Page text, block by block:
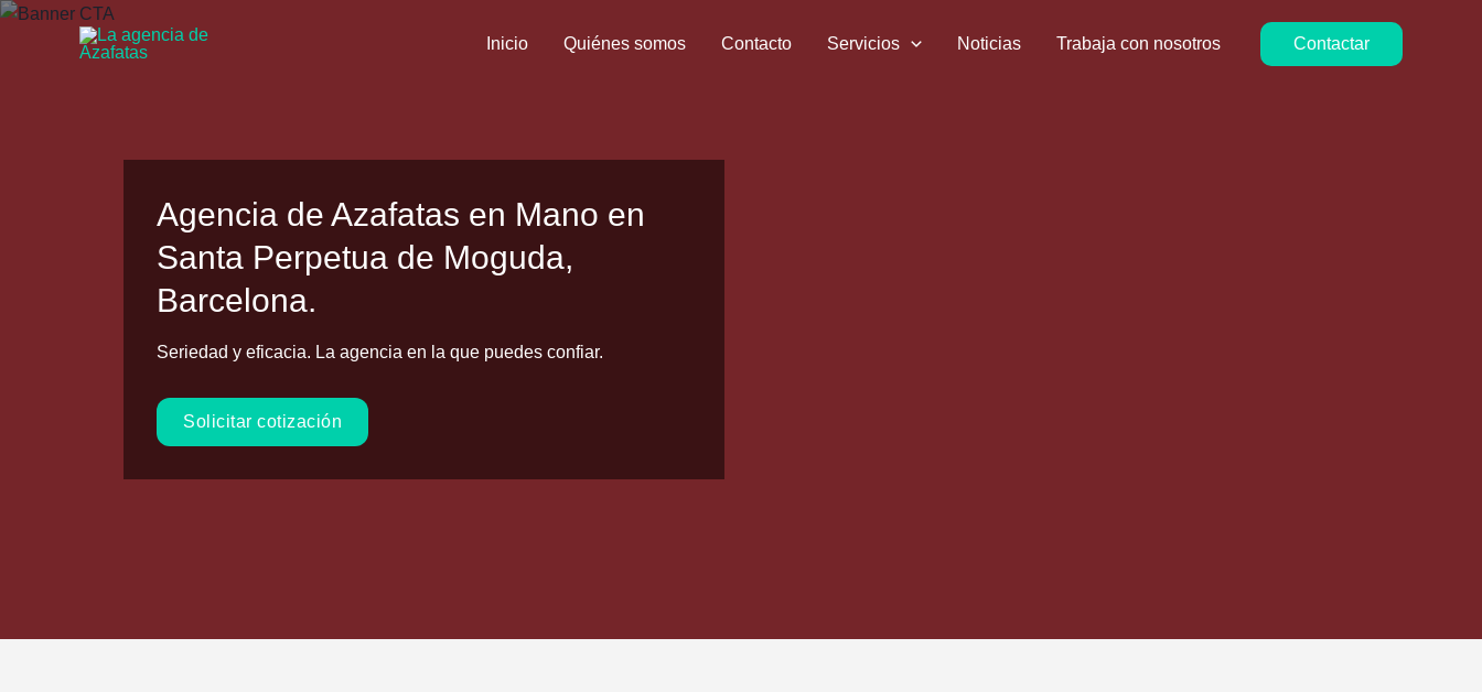
Ir
Inicio Quiénes somos Contacto Servicios Noticias Trabaja con nosotros Contactar
Agencia de Azafatas en Mano en
Santa Perpetua de Moguda,
Barcelona.
Seriedad y eficacia. La agencia en la que puedes confiar.
Solicitar cotización